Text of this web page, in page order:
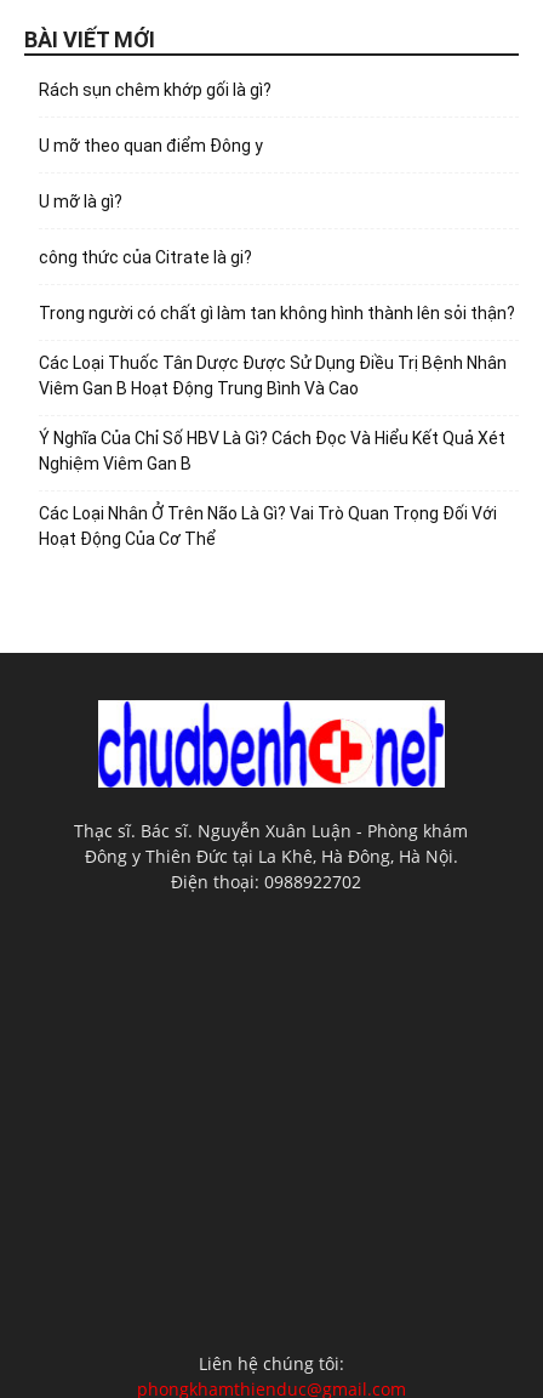
BÀI VIẾT MỚI
Rách sụn chêm khớp gối là gì?
U mỡ theo quan điểm Đông y
U mỡ là gì?
công thức của Citrate là gi?
Trong người có chất gì làm tan không hình thành lên sỏi thận?
Các Loại Thuốc Tân Dược Được Sử Dụng Điều Trị Bệnh Nhân
Viêm Gan B Hoạt Động Trung Bình Và Cao
Ý Nghĩa Của Chỉ Số HBV Là Gì? Cách Đọc Và Hiểu Kết Quả Xét
Nghiệm Viêm Gan B
Các Loại Nhân Ở Trên Não Là Gì? Vai Trò Quan Trọng Đối Với
Hoạt Động Của Cơ Thể
Thạc sĩ. Bác sĩ. Nguyễn Xuân Luận - Phòng khám
Đông y Thiên Đức tại La Khê, Hà Đông, Hà Nội.
Điện thoại: 0988922702
Liên hệ chúng tôi:
phongkhamthienduc@gmail.com